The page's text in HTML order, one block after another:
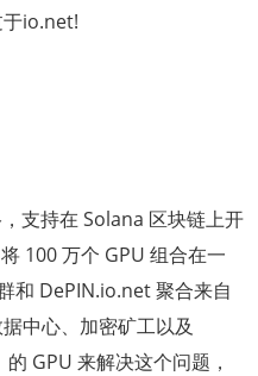
于io.net!
支持在 Solana 区块链上开
100 万个 GPU 组合在一
和 DePIN.io.net 聚合来自
中心、加密矿工以及
GPU 来解决这个问题，